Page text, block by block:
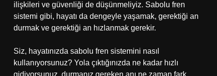
ilişkileri ve güvenliği de düşünmeliyiz. Sabolu fren
sistemi gibi, hayatı da dengeyle yaşamak, gerektiği an
durmak ve gerektiği an hızlanmak gerekir.
Siz, hayatınızda sabolu fren sistemini nasıl
kullanıyorsunuz? Yola çıktığınızda ne kadar hızlı
gidiyorsunuz, durmanız gereken anı ne zaman fark